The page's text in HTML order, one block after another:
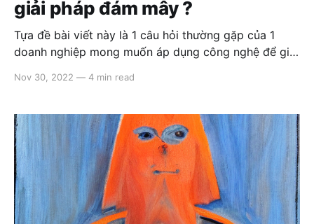
giải pháp đám mây ?
Tựa đề bài viết này là 1 câu hỏi thường gặp của 1
doanh nghiệp mong muốn áp dụng công nghệ để giải
xem loại bài toán này cũng như các tiêu chí để chọn
Nov 30, 2022 — 4 min read